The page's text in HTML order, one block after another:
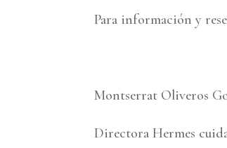
Para información y
Montserrat Oliveros
Directora Hermes